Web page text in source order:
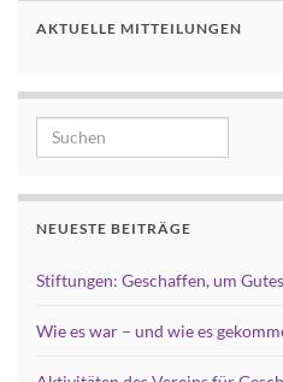
AKTUELLE MITTEILUNGEN
Search for:
NEUESTE BEITRÄGE
Stiftungen: Geschaffen, um
Wie es war – und wie es